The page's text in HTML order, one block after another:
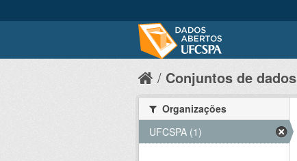
Conjuntos de dados
Organizações
UFCSPA (1)